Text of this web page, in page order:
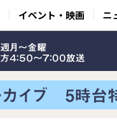
イベント・映画 ニ